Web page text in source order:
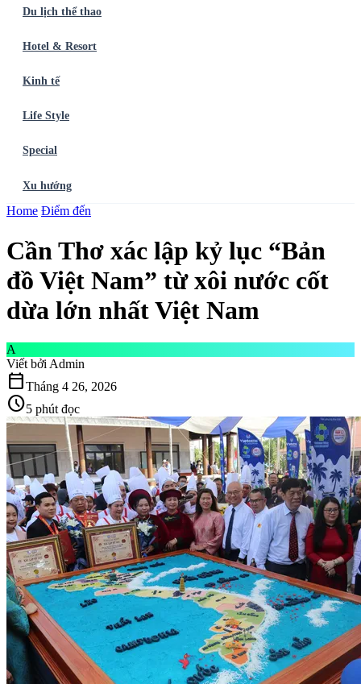
Du lịch thể thao
Hotel & Resort
Kinh tế
Life Style
Special
Xu hướng
Trang chủẨm thực
KÝ NGAY
Home Điểm đến
Cần Thơ xác lập kỷ lục “Bản
đồ Việt Nam” từ xôi nước cốt
dừa lớn nhất Việt Nam
A
Viết bởi Admin
calendar_todayTháng 4 26, 2026
schedule5 phút đọc